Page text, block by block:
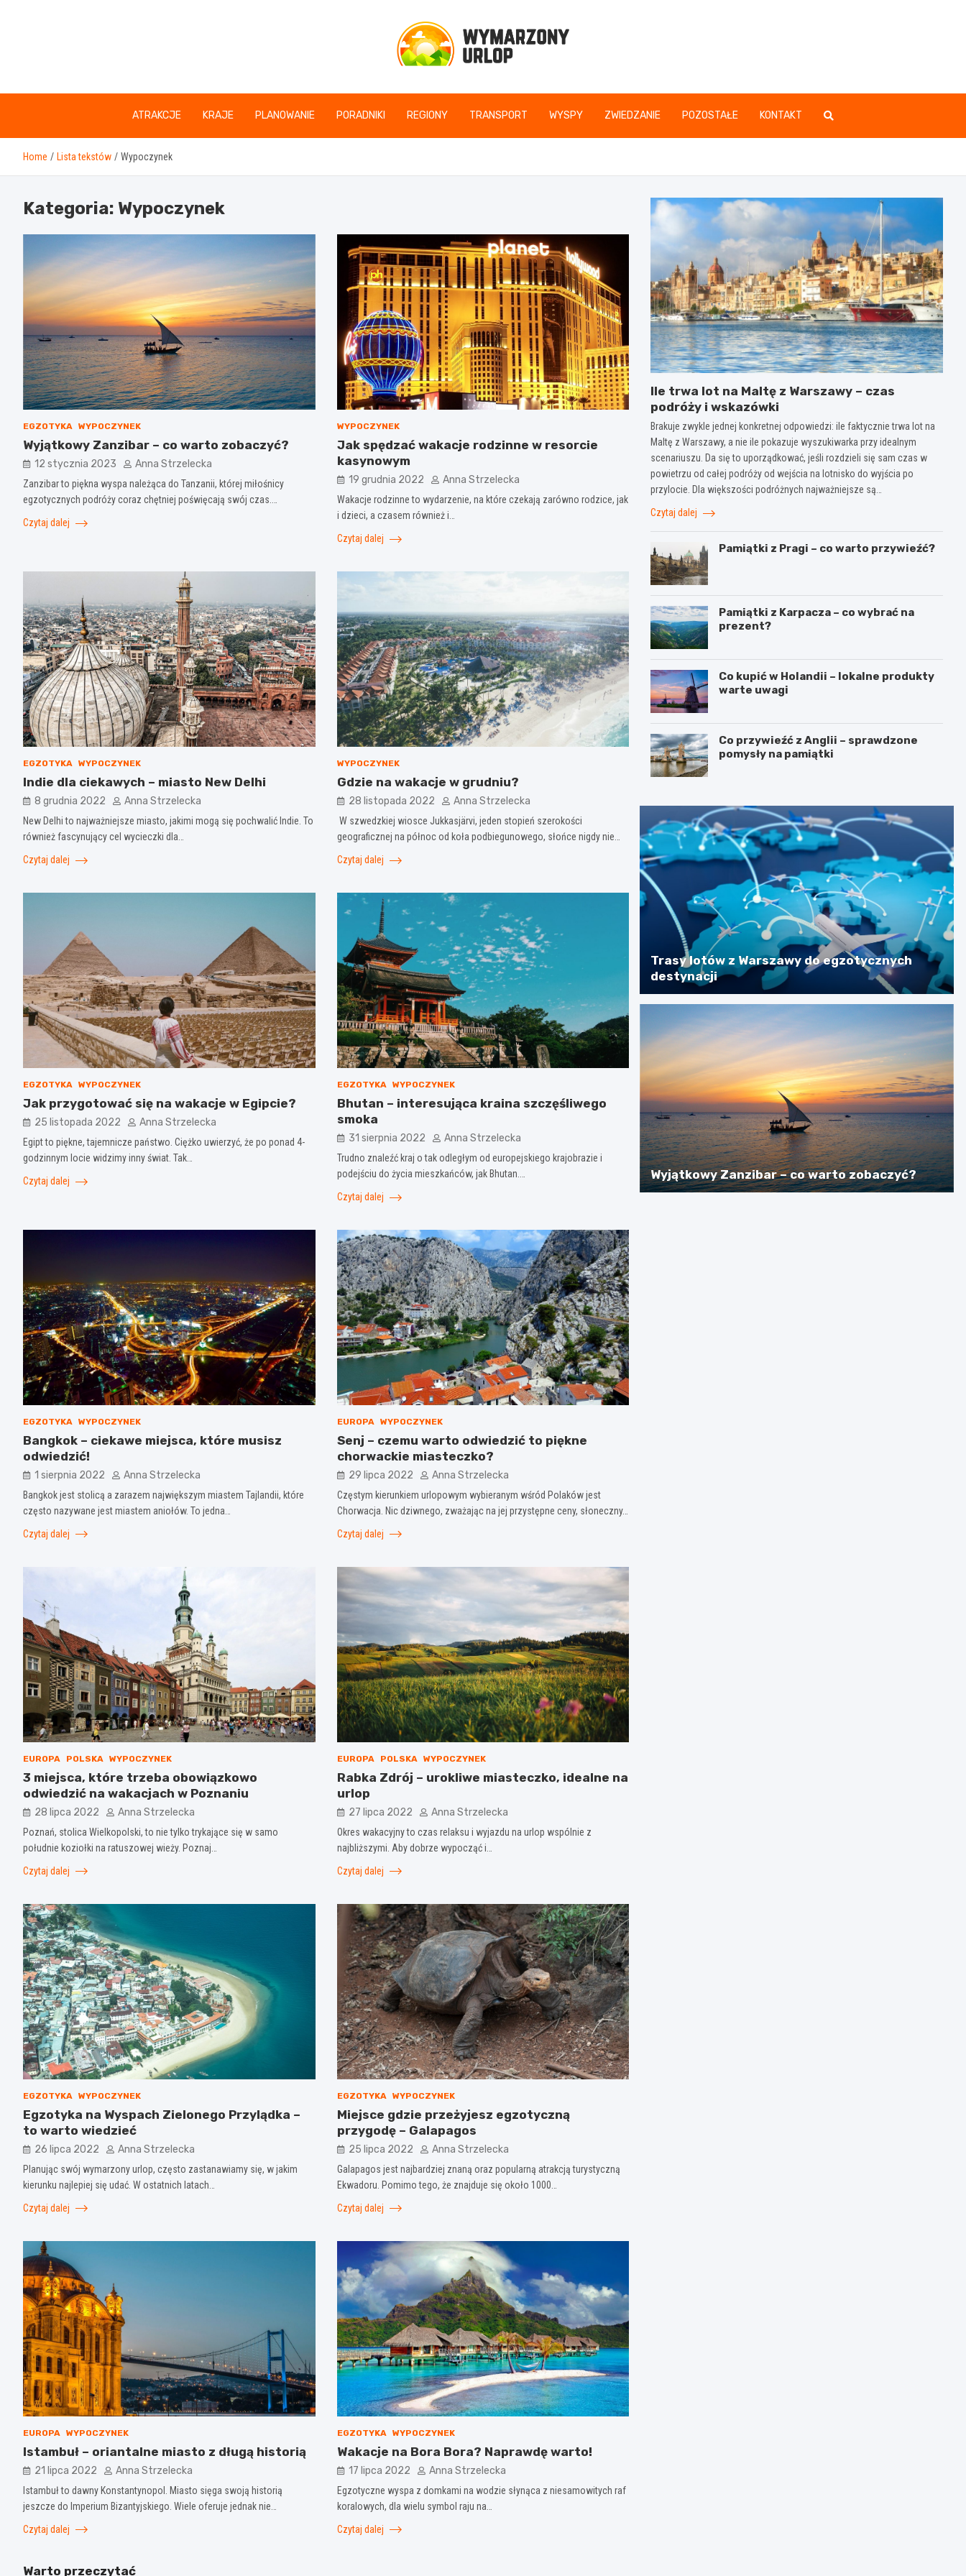
www.wymarzonyurlop.pl
ATRAKCJE KRAJE PLANOWANIE PORADNIKI REGIONY TRANSPORT WYSPY ZWIEDZANIE POZOSTAŁE KONTAKT
Home Lista tekstów Wypoczynek
Kategoria: Wypoczynek
EGZOTYKA WYPOCZYNEK
Wyjątkowy Zanzibar – co warto zobaczyć?
12 stycznia 2023 Anna Strzelecka
Zanzibar to piękna wyspa należąca do Tanzanii, której miłośnicy
egzotycznych podróży coraz chętniej poświęcają swój czas.…
Czytaj dalej
WYPOCZYNEK
Jak spędzać wakacje rodzinne w resorcie
kasynowym
19 grudnia 2022 Anna Strzelecka
Wakacje rodzinne to wydarzenie, na które czekają zarówno rodzice, jak
i dzieci, a czasem również i…
Czytaj dalej
EGZOTYKA WYPOCZYNEK
Indie dla ciekawych – miasto New Delhi
8 grudnia 2022 Anna Strzelecka
New Delhi to najważniejsze miasto, jakimi mogą się pochwalić Indie. To
również fascynujący cel wycieczki dla…
Czytaj dalej
WYPOCZYNEK
Gdzie na wakacje w grudniu?
28 listopada 2022 Anna Strzelecka
W szwedzkiej wiosce Jukkasjärvi, jeden stopień szerokości
geograficznej na północ od koła podbiegunowego, słońce nigdy nie…
Czytaj dalej
EGZOTYKA WYPOCZYNEK
Jak przygotować się na wakacje w Egipcie?
25 listopada 2022 Anna Strzelecka
Egipt to piękne, tajemnicze państwo. Ciężko uwierzyć, że po ponad 4-
godzinnym locie widzimy inny świat. Tak…
Czytaj dalej
EGZOTYKA WYPOCZYNEK
Bhutan – interesująca kraina szczęśliwego
smoka
31 sierpnia 2022 Anna Strzelecka
Trudno znaleźć kraj o tak odległym od europejskiego krajobrazie i
podejściu do życia mieszkańców, jak Bhutan.…
Czytaj dalej
EGZOTYKA WYPOCZYNEK
Bangkok – ciekawe miejsca, które musisz
odwiedzić!
1 sierpnia 2022 Anna Strzelecka
Bangkok jest stolicą a zarazem największym miastem Tajlandii, które
często nazywane jest miastem aniołów. To jedna…
Czytaj dalej
EUROPA WYPOCZYNEK
Senj – czemu warto odwiedzić to piękne
chorwackie miasteczko?
29 lipca 2022 Anna Strzelecka
Częstym kierunkiem urlopowym wybieranym wśród Polaków jest
Chorwacja. Nic dziwnego, zważając na jej przystępne ceny, słoneczny…
Czytaj dalej
EUROPA POLSKA WYPOCZYNEK
3 miejsca, które trzeba obowiązkowo
odwiedzić na wakacjach w Poznaniu
28 lipca 2022 Anna Strzelecka
Poznań, stolica Wielkopolski, to nie tylko trykające się w samo
południe koziołki na ratuszowej wieży. Poznaj…
Czytaj dalej
EUROPA POLSKA WYPOCZYNEK
Rabka Zdrój – urokliwe miasteczko, idealne na
urlop
27 lipca 2022 Anna Strzelecka
Okres wakacyjny to czas relaksu i wyjazdu na urlop wspólnie z
najbliższymi. Aby dobrze wypocząć i…
Czytaj dalej
EGZOTYKA WYPOCZYNEK
Egzotyka na Wyspach Zielonego Przylądka –
to warto wiedzieć
26 lipca 2022 Anna Strzelecka
Planując swój wymarzony urlop, często zastanawiamy się, w jakim
kierunku najlepiej się udać. W ostatnich latach…
Czytaj dalej
EGZOTYKA WYPOCZYNEK
Miejsce gdzie przeżyjesz egzotyczną
przygodę – Galapagos
25 lipca 2022 Anna Strzelecka
Galapagos jest najbardziej znaną oraz popularną atrakcją turystyczną
Ekwadoru. Pomimo tego, że znajduje się około 1000…
Czytaj dalej
EUROPA WYPOCZYNEK
Istambuł – oriantalne miasto z długą historią
21 lipca 2022 Anna Strzelecka
Istambuł to dawny Konstantynopol. Miasto sięga swoją historią
jeszcze do Imperium Bizantyjskiego. Wiele oferuje jednak nie…
Czytaj dalej
EGZOTYKA WYPOCZYNEK
Wakacje na Bora Bora? Naprawdę warto!
17 lipca 2022 Anna Strzelecka
Egzotyczne wyspa z domkami na wodzie słynąca z niesamowitych raf
koralowych, dla wielu symbol raju na…
Czytaj dalej
Ile trwa lot na Maltę z Warszawy – czas
podróży i wskazówki
Brakuje zwykle jednej konkretnej odpowiedzi: ile faktycznie trwa lot na
Maltę z Warszawy, a nie ile pokazuje wyszukiwarka przy idealnym
scenariuszu. Da się to uporządkować, jeśli rozdzieli się sam czas w
powietrzu od całej podróży od wejścia na lotnisko do wyjścia po
przylocie. Dla większości podróżnych najważniejsze są…
Czytaj dalej
Pamiątki z Pragi – co warto przywieźć?
Pamiątki z Karpacza – co wybrać na
prezent?
Co kupić w Holandii – lokalne produkty
warte uwagi
Co przywieźć z Anglii – sprawdzone
pomysły na pamiątki
Trasy lotów z Warszawy do egzotycznych
destynacji
Wyjątkowy Zanzibar – co warto zobaczyć?
Warto przeczytać